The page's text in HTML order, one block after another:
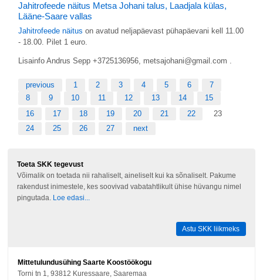
Jahitrofeede näitus Metsa Johani talus, Laadjala külas,
Lääne-Saare vallas
Jahitrofeede näitus on avatud neljapäevast pühapäevani kell 11.00
- 18.00. Pilet 1 euro.
Lisainfo Andrus Sepp +3725136956, metsajohani@gmail.com .
previous 1 2 3 4 5 6
7
8
9 10 11 12 13 14
15
16
17 18 19 20 21 22
23
24
25 26 27 next
Toeta SKK tegevust
Võimalik on toetada nii rahaliselt, aineliselt kui ka sõnaliselt. Pakume
rakendust inimestele, kes soovivad vabatahtlikult ühise hüvangu nimel
pingutada. Loe edasi...
Astu SKK liikmeks
Mittetulundusühing Saarte Koostöökogu
Torni tn 1, 93812 Kuressaare, Saaremaa